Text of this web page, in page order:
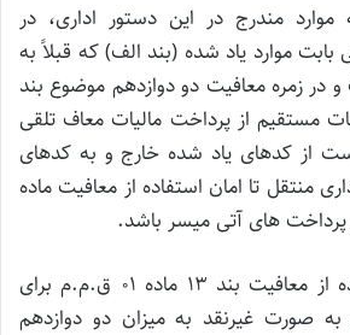
به موارد مندرج در این دستور اداری، در
موارد یاد شده (بند الف) که قبلاً به
در زمره معافیت دو دوازدهم موضوع بند
مالیات مستقیم از پرداخت مالیات معاف تلقی
از کدهای یاد شده خارج و به کدهای
منتقل تا امان استفاده از معافیت ماده
توضیح: امکان استفاده از معافیت بند ۱۳ ماده ۰۱ ق.م.م برای
به صورت غیرنقد به میزان دو دوازدهم